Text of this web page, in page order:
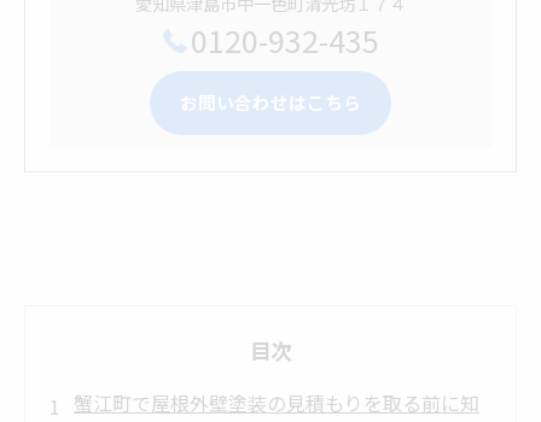
0120-932-435
お問い合わせはこちら
目次
蟹江町で屋根外壁塗装の見積もりを取る前に知